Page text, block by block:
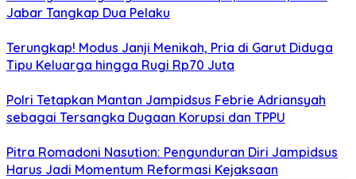
Jabar Tangkap Dua Pelaku
Terungkap! Modus Janji Menikah, Pria di Garut Diduga
Tipu Keluarga hingga Rugi Rp70 Juta
Polri Tetapkan Mantan Jampidsus Febrie Adriansyah
sebagai Tersangka Dugaan Korupsi dan TPPU
Pitra Romadoni Nasution: Pengunduran Diri Jampidsus
Harus Jadi Momentum Reformasi Kejaksaan